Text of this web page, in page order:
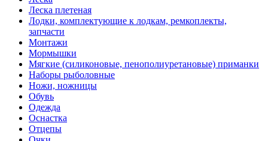
Леска плетеная
Лодки, комплектующие к лодкам, ремкоплекты,
запчасти
Монтажи
Мормышки
Мягкие (силиконовые, пенополиуретановые) приманки
Наборы рыболовные
Ножи, ножницы
Обувь
Одежда
Оснастка
Отцепы